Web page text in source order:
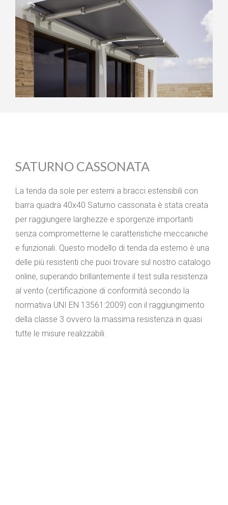
SATURNO CASSONATA
La tenda da sole per esterni a bracci estensibili con
barra quadra 40x40 Saturno cassonata è stata creata
per raggiungere larghezze e sporgenze importanti
senza comprometterne le caratteristiche meccaniche
e funzionali. Questo modello di tenda da esterno è una
delle più resistenti che puoi trovare sul nostro catalogo
online, superando brillantemente il test sulla resistenza
al vento (certificazione di conformità secondo la
normativa UNI EN 13561:2009) con il raggiungimento
della classe 3 ovvero la massima resistenza in quasi
tutte le misure realizzabili.